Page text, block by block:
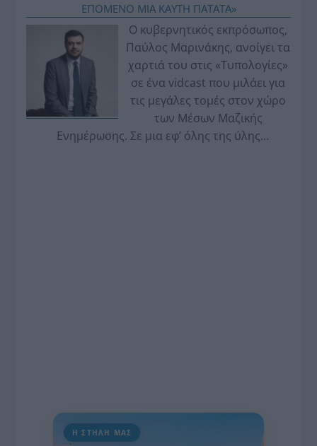
ΕΠΟΜΕΝΟ ΜΙΑ ΚΑΥΤΗ ΠΑΤΑΤΑ»
Ο κυβερνητικός εκπρόσωπος,
Παύλος Μαρινάκης, ανοίγει τα
χαρτιά του στις «Τυπολογίες»
σε ένα vidcast που μιλάει για
τις μεγάλες τομές στον χώρο
των Μέσων Μαζικής
Ενημέρωσης. Σε μια εφ’ όλης της ύλης
Η ΣΤΗΛΗ ΜΑΣ